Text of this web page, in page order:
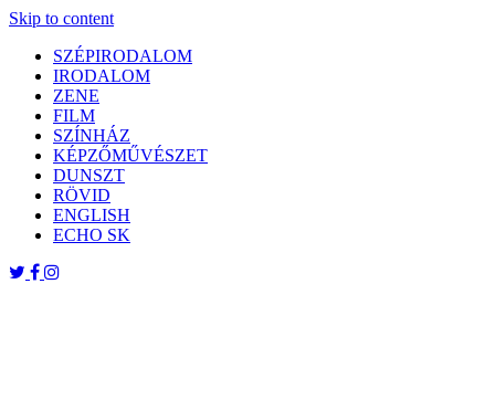
Skip to content
SZÉPIRODALOM
IRODALOM
ZENE
FILM
SZÍNHÁZ
KÉPZŐMŰVÉSZET
DUNSZT
RÖVID
ENGLISH
ECHO SK